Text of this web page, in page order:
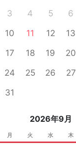
3 4 5 6
10 11 12 13
17 18 19 20
24 25 26 27
31
2026年9月
月 火 水 木